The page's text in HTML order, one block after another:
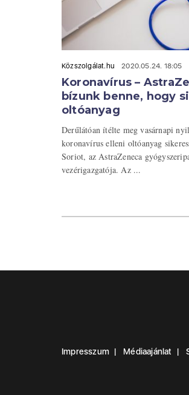
Közszolgálat.hu 2020.05.24. 18:05
Koronavírus –
bízunk benne, hogy
oltóanyag
Derűlátóan ítélte meg vasárnapi
koronavírus elleni oltóanyag
Soriot, az AstraZeneca
vezérigazgatója. Az ...
Impresszum Médiaajánlat